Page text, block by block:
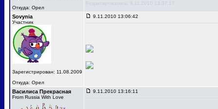
Откуда: Орел
Редактировалось: 9.11.2010 13:07:17
Sovynia
Участник
Зарегистрирован: 11.08.2009
Откуда: Орел
9.11.2010 13:06:42
Василиса Прекрасная
From Russia With Love
9.11.2010 13:16:11